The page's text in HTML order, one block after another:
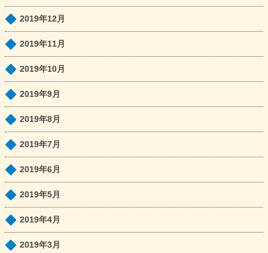
2019年12月
2019年11月
2019年10月
2019年9月
2019年8月
2019年7月
2019年6月
2019年5月
2019年4月
2019年3月